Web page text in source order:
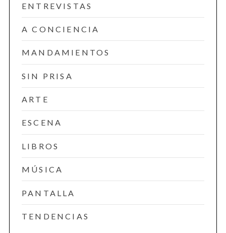
ENTREVISTAS
A CONCIENCIA
MANDAMIENTOS
SIN PRISA
ARTE
ESCENA
LIBROS
MÚSICA
PANTALLA
TENDENCIAS